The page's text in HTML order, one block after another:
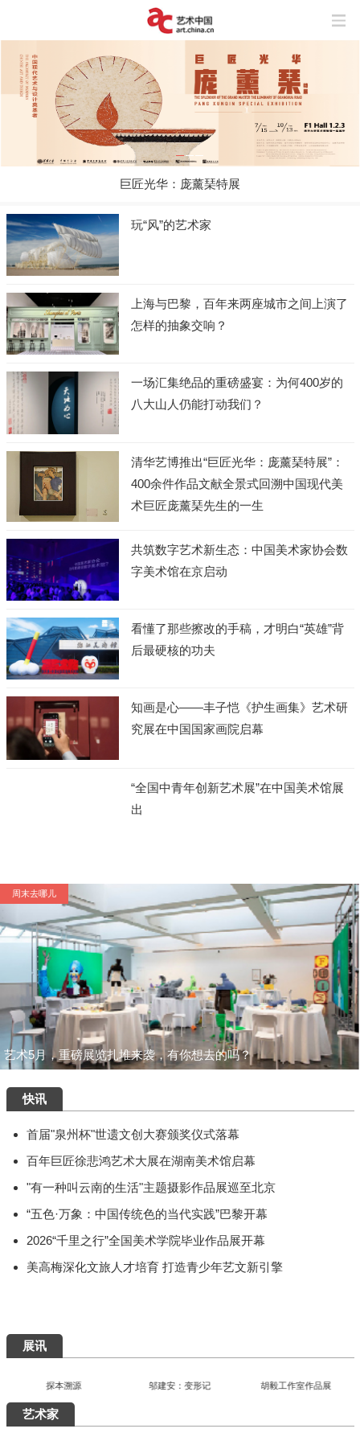
巨匠光华：庞薰琹特展
玩“风”的艺术家
上海与巴黎，百年来两座城市之间上演了
怎样的抽象交响？
一场汇集绝品的重磅盛宴：为何400岁的
八大山人仍能打动我们？
清华艺博推出“巨匠光华：庞薰琹特展”：
400余件作品文献全景式回溯中国现代美
术巨匠庞薰琹先生的一生
共筑数字艺术新生态：中国美术家协会数
字美术馆在京启动
看懂了那些擦改的手稿，才明白“英雄”背
后最硬核的功夫
知画是心——丰子恺《护生画集》艺术研
究展在中国国家画院启幕
“全国中青年创新艺术展”在中国美术馆展
出
艺术5月，重磅展览扎堆来袭，有你想去的吗？
首届"泉州杯"世遗文创大赛颁奖仪式落幕
百年巨匠徐悲鸿艺术大展在湖南美术馆启幕
"有一种叫云南的生活"主题摄影作品展巡至北京
“五色·万象：中国传统色的当代实践”巴黎开幕
2026“千里之行”全国美术学院毕业作品展开幕
探本溯源